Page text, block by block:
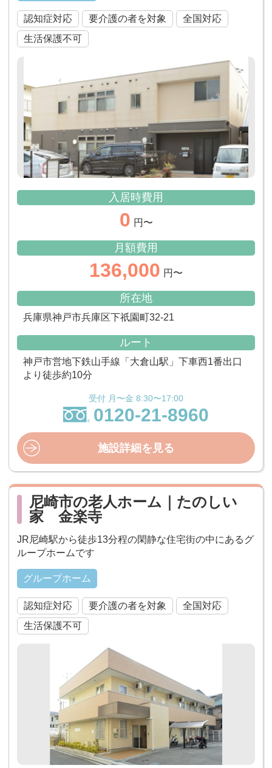
認知症対応 要介護の者を対象
全国対応
生活保護不可
入居時費用
0 円〜
月額費用
136,000 円〜
所在地
兵庫県神戸市兵庫区下祇園町32-21
ルート
神戸市営地下鉄山手線「大倉山駅」下車西1番出口
より徒歩約10分
受付 月〜金 8:30〜17:00
0120-21-8960
施設詳細を見る
尼崎市の老人ホーム｜たのしい
家 金楽寺
JR尼崎駅から徒歩13分程の閑静な住宅街の中にあるグ
ループホームです
グループホーム
認知症対応 要介護の者を対象
全国対応
生活保護不可